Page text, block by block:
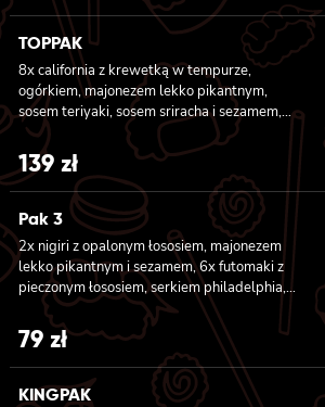
TOPPAK
8x california z krewetką w tempurze,
ogórkiem, majonezem lekko pikantnym,
sosem teriyaki, sosem sriracha i sezamem,
masago owinięta łososiem, tuńczykiem,
węgorzem i krewetką, 8x california z
krewetką w tempurze, majonezem lekko
pikantnym, ogórkiem, sezamem i masago, 6x
futomaki z tuńczykiem, majonezem lekko
pikantnym, awokado, ogórkiem i sałatą, 6x
futomaki z surimi, majonezem lekko
pikantnym, kanpyo i ogórkiem, 6x futomaki z
krewetką w tempurze, ogórkiem, sałatą i
majonezem lekko pikantnym, 8x maki z
surimi
139 zł
Pak 3
2x nigiri z opalonym łososiem, majonezem
lekko pikantnym i sezamem, 6x futomaki z
pieczonym łososiem, serkiem philadelphia,
awokado, ogórkiem, kanpyo, sałatą, sosem
teriyaki i sezamem, 8x california z krewetką
w tempurze, majonezem lekko pikantnym,
ogórkiem, sezamem i masago, 8x hosomaki z
batatem w tempurze
79 zł
KINGPAK